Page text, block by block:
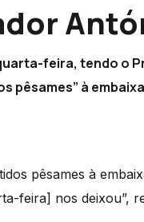
feira, tendo o
pêsames” à
pêsames à
feira] nos deixou”,